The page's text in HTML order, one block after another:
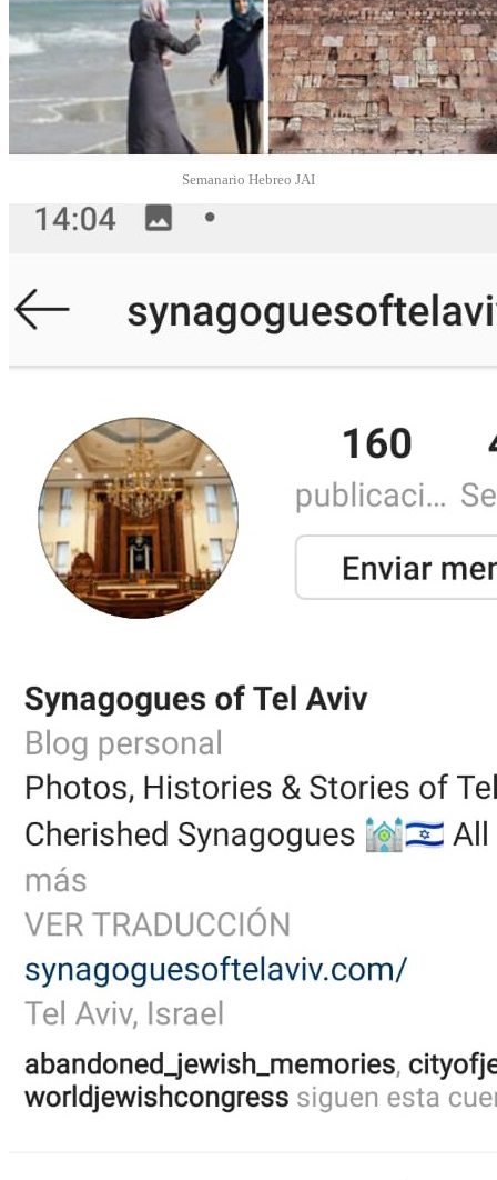
Semanario Hebreo JAI